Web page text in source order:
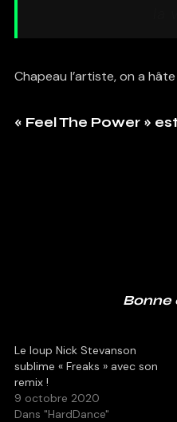
Chapeau l’artiste, on a
« Feel The Power »
Bonne
Le loup Nick Stevanson
sublime « Freaks » avec son
remix !
9 octobre 2020
Dans "HardDance"